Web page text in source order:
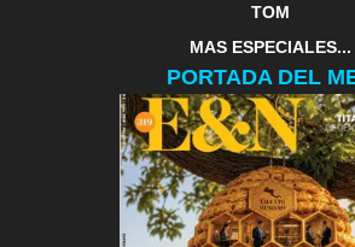
TOM
MAS ESPECIALES...
PORTADA DEL